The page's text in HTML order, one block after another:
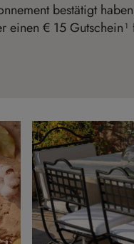
bestätigt
einen € 15 Gutschein¹